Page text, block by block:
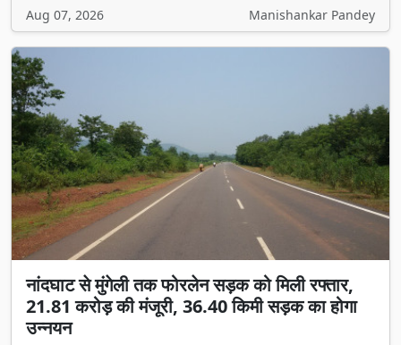
Aug 07, 2026 Manishankar Pandey
नांदघाट से मुंगेली तक फोरलेन सड़क को मिली रफ्तार,
21.81 करोड़ की मंजूरी, 36.40 किमी सड़क का होगा
उन्नयन